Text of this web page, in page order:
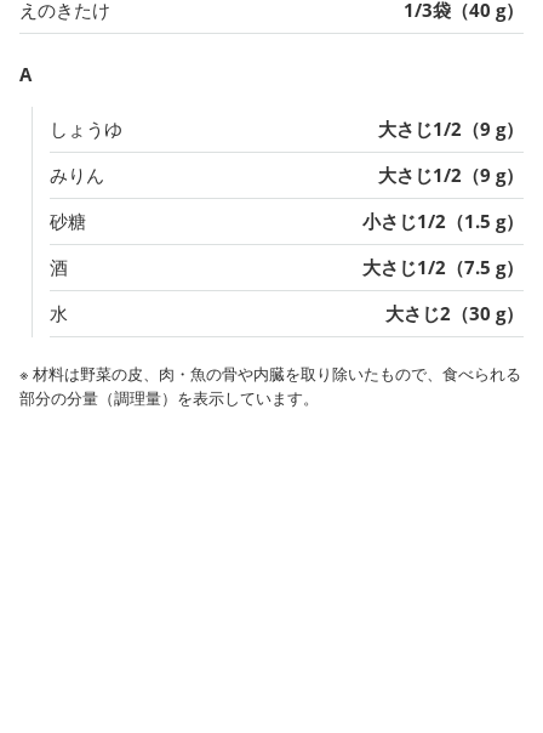
えのきたけ 1/3袋（40 g）
A
しょうゆ
大さじ1/2（9 g）
みりん
大さじ1/2（9 g）
砂糖
小さじ1/2（1.5 g）
酒
大さじ1/2（7.5 g）
水
大さじ2（30 g）
※ 材料は野菜の皮、肉・魚の骨や内臓を取り除いたもので、食べられる
部分の分量（調理量）を表示しています。